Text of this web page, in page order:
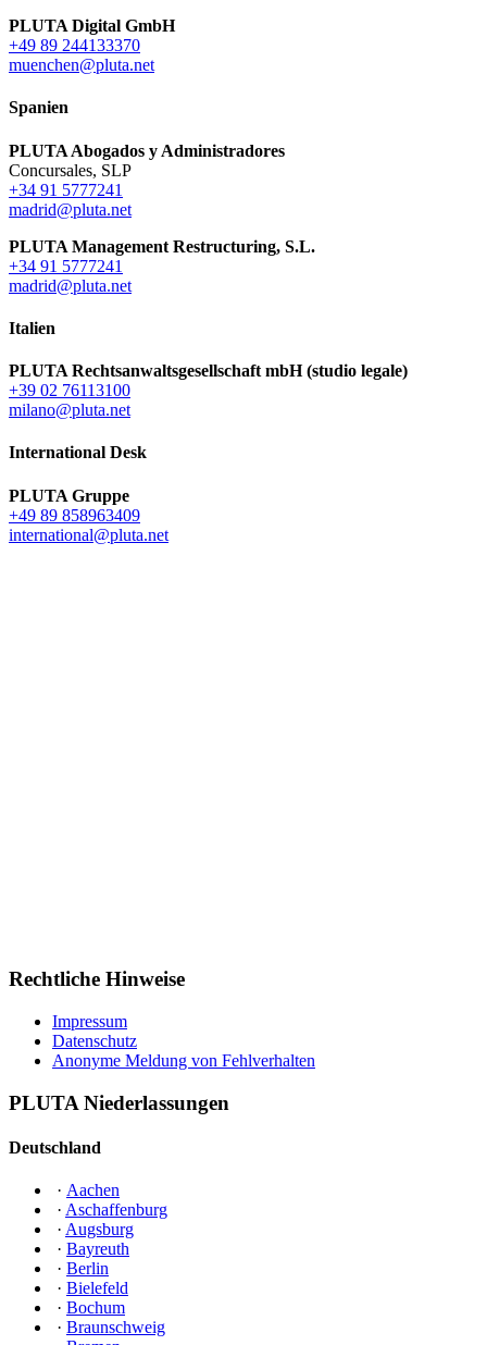
PLUTA Digital GmbH
+49 89 244133370
muenchen@pluta.net
Spanien
PLUTA Abogados y Administradores
Concursales, SLP
+34 91 5777241
madrid@pluta.net
PLUTA Management Restructuring, S.L.
+34 91 5777241
madrid@pluta.net
Italien
PLUTA Rechtsanwaltsgesellschaft mbH (studio legale)
+39 02 76113100
milano@pluta.net
International Desk
PLUTA Gruppe
+49 89 858963409
international@pluta.net
Rechtliche Hinweise
Impressum
Datenschutz
Anonyme Meldung von Fehlverhalten
PLUTA Niederlassungen
Deutschland
· Aachen
· Aschaffenburg
· Augsburg
· Bayreuth
· Berlin
· Bielefeld
· Bochum
· Braunschweig